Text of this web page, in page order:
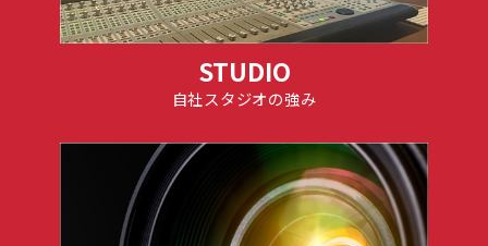
STUDIO
自社スタジオの強み